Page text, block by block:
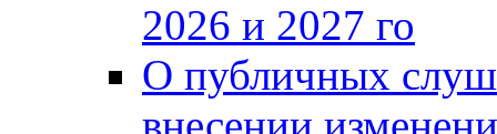
2026 и 2027 го
О публичных